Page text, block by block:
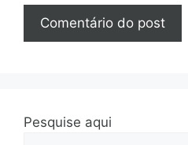
Pesquise aqui